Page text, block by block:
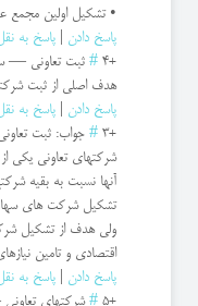
• تشکیل اولین مجمع
پاسخ دادن
پاسخ به
+4
# ثبت تعاونی —
هدف اصلی از ثبت
پاسخ دادن
پاسخ به
+3
# جواب: ثبت
شرکتهای تعاونی یکی
آنها نسبت به بقیه
تشکیل شرکت های
ولی هدف از تشکیل
اقتصادی و تامین
پاسخ دادن
پاسخ به
+5
# شرکتهای تعاونی